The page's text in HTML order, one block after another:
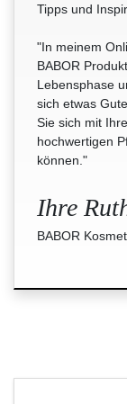
Tipps und
"In meinem
BABOR
Lebensphase
sich etwas
Sie sich mit
hochwertigen
können."
Ihre
BABOR